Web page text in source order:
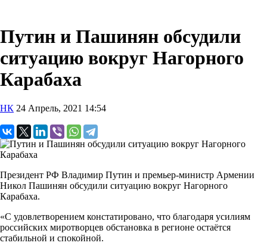
Путин и Пашинян обсудили
ситуацию вокруг Нагорного
Карабаха
НК 24 Апрель, 2021 14:54
Президент РФ Владимир Путин и премьер-министр Армении
Никол Пашинян обсудили ситуацию вокруг Нагорного
Карабаха.
«С удовлетворением констатировано, что благодаря усилиям
российских миротворцев обстановка в регионе остаётся
стабильной и спокойной.